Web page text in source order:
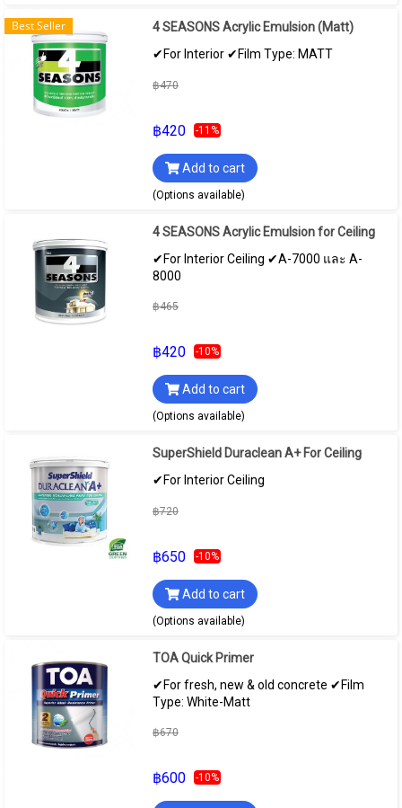
Best Seller
4 SEASONS Acrylic Emulsion (Matt)
✔For Interior ✔Film Type: MATT
฿470
฿420 -11%
Add to cart
(Options available)
4 SEASONS Acrylic Emulsion for Ceiling
✔For Interior Ceiling ✔A-7000 และ A-
8000
฿465
฿420 -10%
Add to cart
(Options available)
SuperShield Duraclean A+ For Ceiling
✔For Interior Ceiling
฿720
฿650 -10%
Add to cart
(Options available)
TOA Quick Primer
✔For fresh, new & old concrete ✔Film
Type: White-Matt
฿670
฿600 -10%